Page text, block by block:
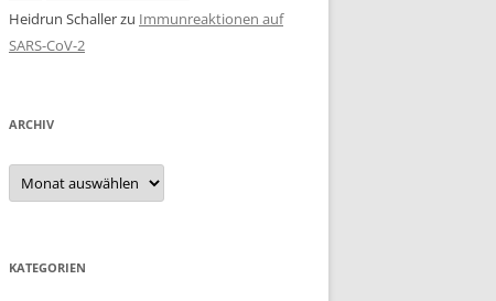
Heidrun Schallerzu Immunreaktionen auf
SARS-CoV-2
ARCHIV
Archiv
KATEGORIEN